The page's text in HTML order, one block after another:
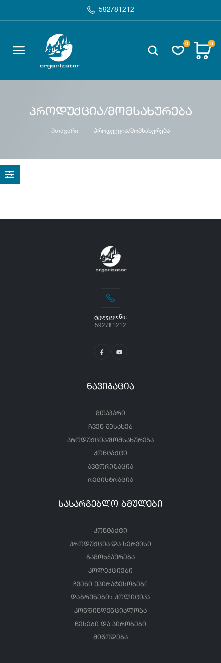
592781212
0 0
პროდუქცია/მომსახურება
მთავარი პროდუქცია/მომსახურება
ᲢᲔᲚᲔᲤᲝᲜᲘ:
592781212
ნავიგაცია
მთავარი
ჩვენ შესახებ
პროდუქცია/მომსახურება
კონტაქტი
ავტორიზაცია
რეგისტრაცია
სასარგებლო ბმულები
კონტაქტი
პროდუქცია და სერვისი
გამოხმაურება
კოლექციები
ჩვენი უპირატესობები
დაბრუნების პოლიტიკა
კონფინდენციალობა
წესები და პირობები
მიწოდება